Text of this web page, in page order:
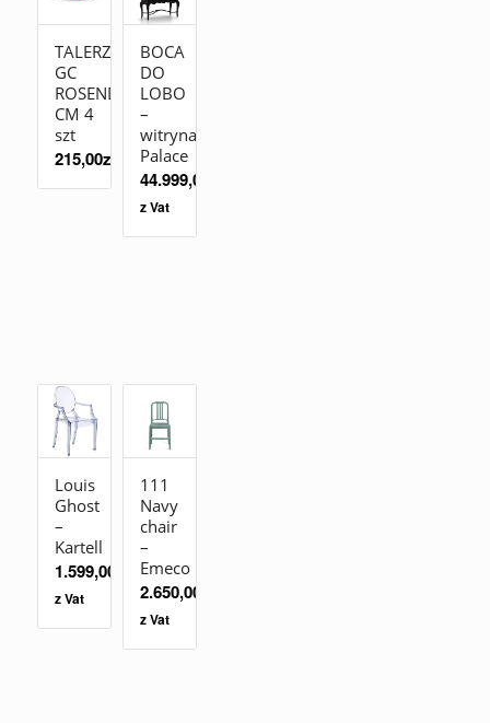
TALERZ
GC
ROSENDAHL19
CM 4
szt
215,00zł
BOCA
DO
LOBO
–
witryna
Palace
44.999,00
z Vat
Louis
Ghost
–
Kartell
1.599,00
z Vat
111
Navy
chair
–
Emeco
2.650,00
z Vat